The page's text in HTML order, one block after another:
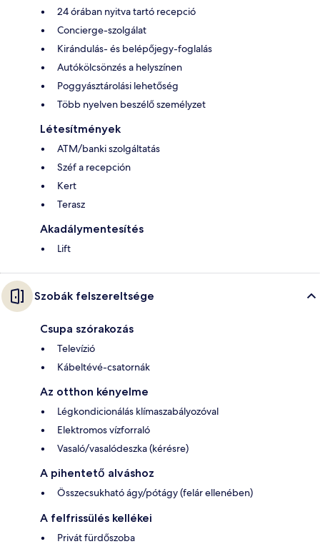
24 órában nyitva tartó recepció
Concierge-szolgálat
Kirándulás- és belépőjegy-foglalás
Autókölcsönzés a helyszínen
Poggyásztárolási lehetőség
Több nyelven beszélő személyzet
Létesítmények
ATM/banki szolgáltatás
Széf a recepción
Kert
Terasz
Akadálymentesítés
Lift
Szobák felszereltsége
Csupa szórakozás
Televízió
Kábeltévé-csatornák
Az otthon kényelme
Légkondicionálás klímaszabályozóval
Elektromos vízforraló
Vasaló/vasalódeszka (kérésre)
A pihentető alváshoz
Összecsukható ágy/pótágy (felár ellenében)
A felfrissülés kellékei
Privát fürdőszoba